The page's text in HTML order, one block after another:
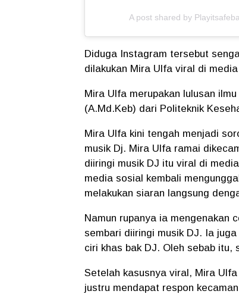
A post shared by
Diduga Instagram tersebut
dilakukan Mira Ulfa viral di
Mira Ulfa merupakan lulusan
(A.Md.Keb) dari Politeknik
Mira Ulfa kini tengah menjadi
musik Dj. Mira Ulfa ramai
diiringi musik DJ itu viral di
media sosial kembali
melakukan siaran langsung
Namun rupanya ia mengenakan
sembari diiringi musik DJ. Ia
ciri khas bak DJ. Oleh sebab itu,
Setelah kasusnya viral, Mira
justru mendapat respon